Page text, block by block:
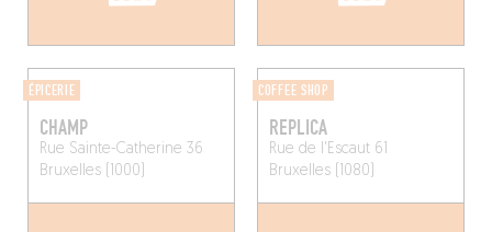
ÉPICERIE
CHAMP
Rue Sainte-Catherine 36
Bruxelles (1000)
COFFEE SHOP
REPLICA
Rue de l'Escaut 61
Bruxelles (1080)